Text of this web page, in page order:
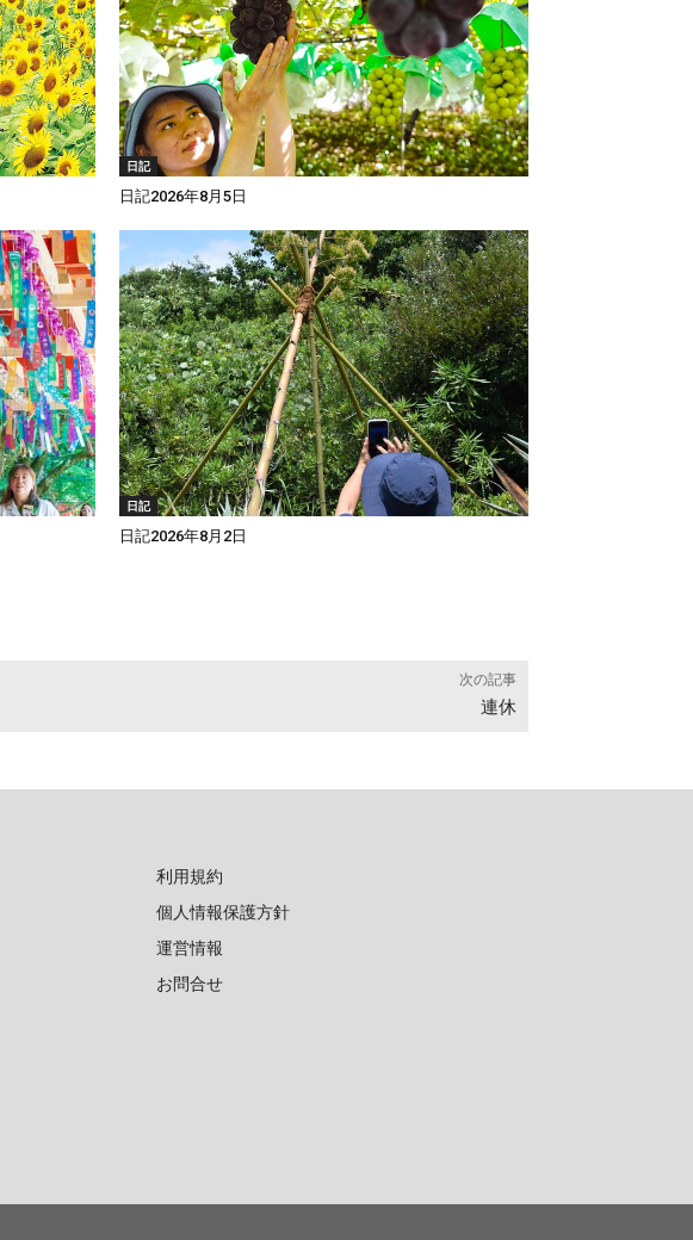
日記
日記2026年8月5日
日記
日記2026年8月2日
次の記事
連休
利用規約
個人情報保護方針
運営情報
お問合せ